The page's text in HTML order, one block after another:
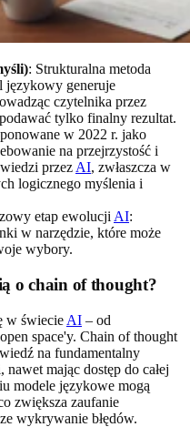
: Strukturalna metoda
językowy generuje
czytelnika przez
tylko finalny rezultat.
w 2022 r. jako
na przejrzystość i
przez AI, zwłaszcza w
logicznego myślenia i
etap ewolucji AI:
w narzędzie, które może
wybory.
o chain of thought?
w świecie AI – od
space'y. Chain of thought
na fundamentalny
nawet mając dostęp do całej
modele językowe mogą
zwiększa zaufanie
wykrywanie błędów.